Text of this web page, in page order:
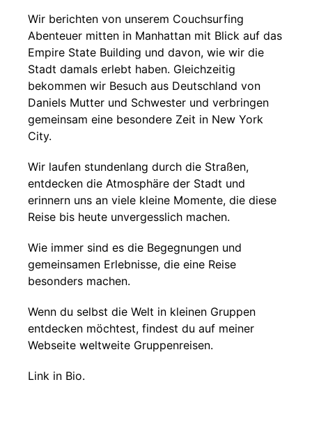
Wir berichten von unserem Couchsurfing
Abenteuer mitten in Manhattan mit Blick auf das
Empire State Building und davon, wie wir die
Stadt damals erlebt haben. Gleichzeitig
bekommen wir Besuch aus Deutschland von
Daniels Mutter und Schwester und verbringen
gemeinsam eine besondere Zeit in New York
City.
Wir laufen stundenlang durch die Straßen,
entdecken die Atmosphäre der Stadt und
erinnern uns an viele kleine Momente, die diese
Reise bis heute unvergesslich machen.
Wie immer sind es die Begegnungen und
gemeinsamen Erlebnisse, die eine Reise
besonders machen.
Wenn du selbst die Welt in kleinen Gruppen
entdecken möchtest, findest du auf meiner
Webseite weltweite Gruppenreisen.
Link in Bio.